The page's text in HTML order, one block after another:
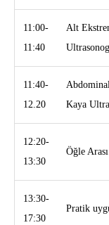
11:00-
11:40
Alt
11:40-
12.20
Kaya
12:20-
13:30
Öğle Arası
13:30-
17:30
Pratik